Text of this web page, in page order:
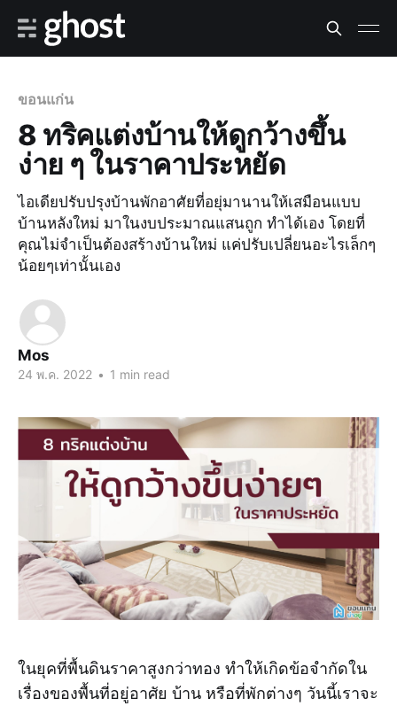
ขอนแก่น
8 ทริคแต่งบ้านให้ดูกว้างขึ้น
ง่าย ๆ ในราคาประหยัด
ไอเดียปรับปรุงบ้านพักอาศัยที่อยุ่มานานให้เสมือนแบบ
บ้านหลังใหม่ มาในงบประมาณแสนถูก ทำได้เอง โดยที่
คุณไม่จำเป็นต้องสร้างบ้านใหม่ แค่ปรับเปลี่ยนอะไรเล็กๆ
น้อยๆเท่านั้นเอง
Mos
24 พ.ค. 2022 • 1 min read
ในยุคที่พื้นดินราคาสูงกว่าทอง ทำให้เกิดข้อจำกัดใน
เรื่องของพื้นที่อยู่อาศัย บ้าน หรือที่พักต่างๆ วันนี้เราจะ